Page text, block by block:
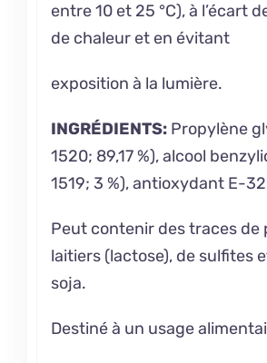
entre 10 et 25 °C), à l’écart
de chaleur et en évitant
exposition à la lumière.
INGRÉDIENTS:Propylène
1520; 89,17 %), alcool
1519; 3 %), antioxydant E-
Peut contenir des traces de
laitiers (lactose), de sulfites
soja.
Destiné à un usage